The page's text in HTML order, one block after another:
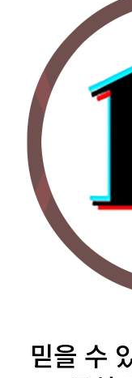
믿을 수